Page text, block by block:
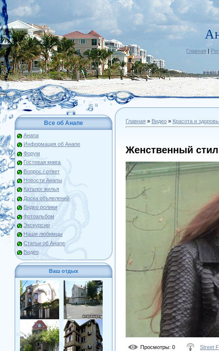
Главная |
Все об Анапе
Анапа
Информация об Анапе
Форум
Гостевая книга
Вопрос / ответ
Новости Анапы
Каталог жилья
Доска объявлений
Видео ролики
Фотоальбом
Экскурсии
Наши любимцы
Статьи об Анапе
Видео
Ваш отдых
Главная » Видео » Красота и
Женственный
Просмотры: 0 Street